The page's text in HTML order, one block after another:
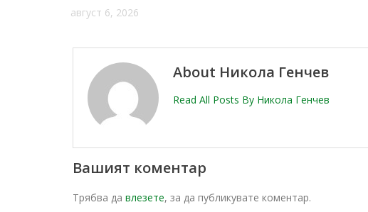
август 6, 2026
About Никола Генчев
Read All Posts By Никола Генчев
Вашият коментар
Трябва да влезете, за да публикувате коментар.